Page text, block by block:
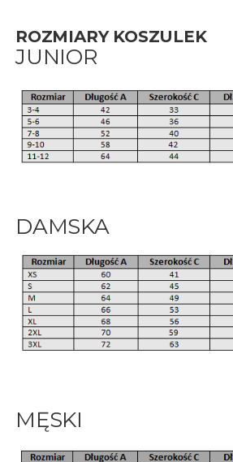
ROZMIARY KOSZULEK
JUNIOR
DAMSKA
MĘSKI